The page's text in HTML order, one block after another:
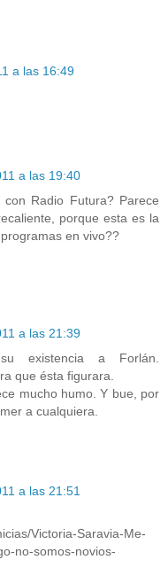
a las 16:49
a las 19:40
Radio Futura? Parece
porque esta es la
en vivo??
a las 21:39
existencia a Forlán.
que ésta figurara.
mucho humo. Y bue, por
a cualquiera.
a las 21:51
Victoria-Saravia-Me-
no-somos-novios-